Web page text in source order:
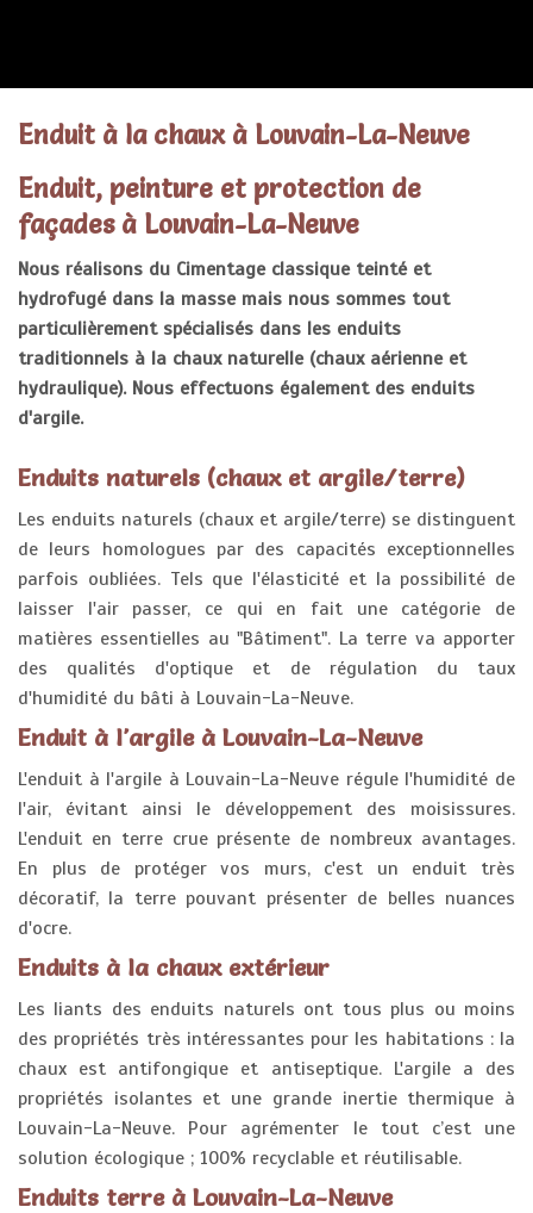
Enduit à la chaux à Louvain-La-Neuve
Enduit, peinture et protection de
façades à Louvain-La-Neuve
Nous réalisons du Cimentage classique teinté et
hydrofugé dans la masse mais nous sommes tout
particulièrement spécialisés dans les enduits
traditionnels à la chaux naturelle (chaux aérienne et
hydraulique). Nous effectuons également des enduits
d'argile.
Enduits naturels (chaux et argile/terre)
Les enduits naturels (chaux et argile/terre) se distinguent
de leurs homologues par des capacités exceptionnelles
parfois oubliées. Tels que l'élasticité et la possibilité de
laisser l'air passer, ce qui en fait une catégorie de
matières essentielles au "Bâtiment". La terre va apporter
des qualités d'optique et de régulation du taux
d'humidité du bâti à Louvain-La-Neuve.
Enduit à l'argile à Louvain-La-Neuve
L'enduit à l'argile à Louvain-La-Neuve régule l'humidité de
l'air, évitant ainsi le développement des moisissures.
L'enduit en terre crue présente de nombreux avantages.
En plus de protéger vos murs, c'est un enduit très
décoratif, la terre pouvant présenter de belles nuances
d'ocre.
Enduits à la chaux extérieur
Les liants des enduits naturels ont tous plus ou moins
des propriétés très intéressantes pour les habitations : la
chaux est antifongique et antiseptique. L'argile a des
propriétés isolantes et une grande inertie thermique à
Louvain-La-Neuve. Pour agrémenter le tout c’est une
solution écologique ; 100% recyclable et réutilisable.
Enduits terre à Louvain-La-Neuve